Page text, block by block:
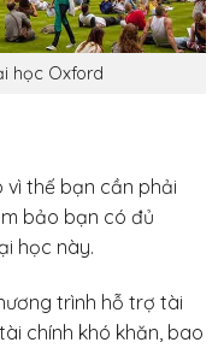
học Oxford
thế bạn cần phải
bảo bạn có đủ
học này.
trình hỗ trợ tài
chính khó khăn, bao